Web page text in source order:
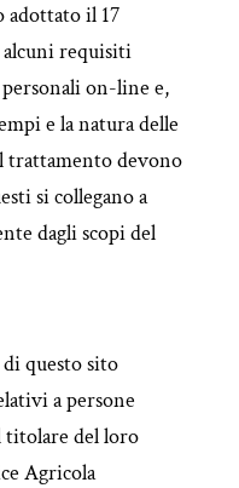
il 17
requisiti
on-line e,
e la natura delle
devono
si collegano a
dagli scopi del
questo sito
a persone
del loro
Agricola